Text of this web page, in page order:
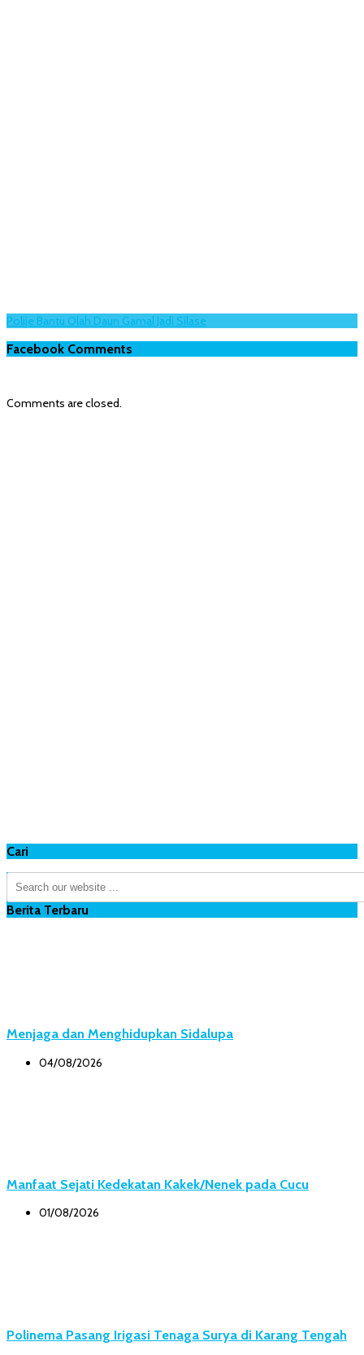
Polije Bantu Olah Daun Gamal Jadi Silase
Facebook Comments
Comments are closed.
Cari
Berita Terbaru
Menjaga dan Menghidupkan Sidalupa
04/08/2026
Manfaat Sejati Kedekatan Kakek/Nenek pada Cucu
01/08/2026
Polinema Pasang Irigasi Tenaga Surya di Karang Tengah